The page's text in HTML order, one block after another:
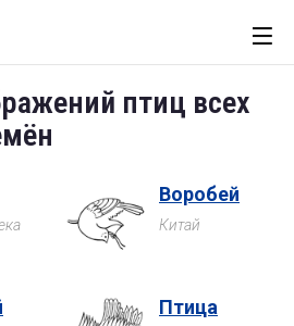
ЕВРОПА
МОТИВЫ
птиц всех
Воробей
Китай
Птица